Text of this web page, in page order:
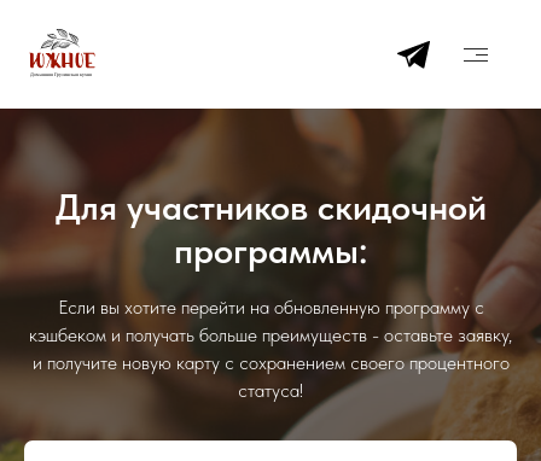
Для участников скидочной
программы:
Если вы хотите перейти на обновленную программу с
кэшбеком и получать больше преимуществ - оставьте заявку,
и получите новую карту с сохранением своего процентного
статуса!